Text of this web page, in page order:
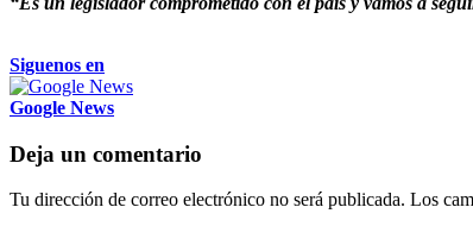
Siguenos en
Google News
Deja un comentario
Tu dirección de correo electrónico no será publicada. Los